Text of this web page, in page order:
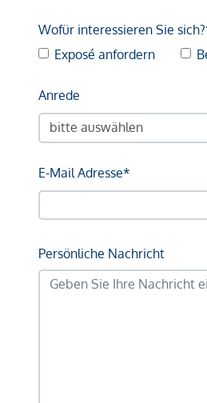
Wofür interessieren Sie
Exposé anfordern
Anrede
E-Mail Adresse*
Persönliche Nachricht